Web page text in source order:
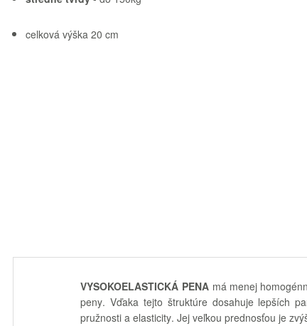
celková výška 20 cm
VYSOKOELASTICKÁ PENA má menej
peny. Vďaka tejto štruktúre dosahuje lepších
pružnosti a elasticity. Jej veľkou prednosťou je